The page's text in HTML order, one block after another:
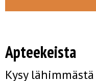
Apteekeista
Kysy